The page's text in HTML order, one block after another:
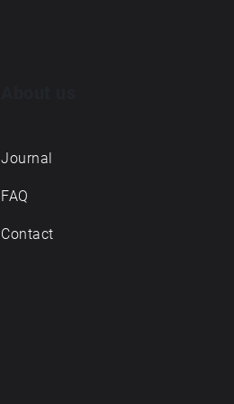
Journal
FAQ
Contact